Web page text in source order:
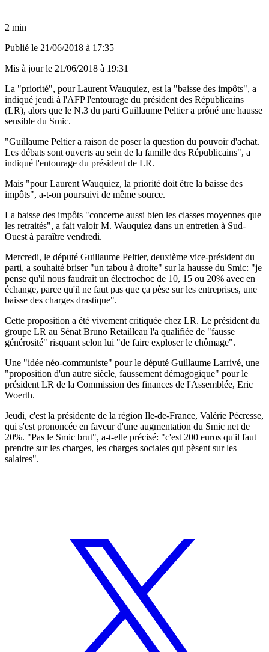
2 min
Publié le 21/06/2018 à 17:35
Mis à jour le 21/06/2018 à 19:31
La "priorité", pour Laurent Wauquiez, est la "baisse des impôts", a
indiqué jeudi à l'AFP l'entourage du président des Républicains
(LR), alors que le N.3 du parti Guillaume Peltier a prôné une hausse
sensible du Smic.
"Guillaume Peltier a raison de poser la question du pouvoir d'achat.
Les débats sont ouverts au sein de la famille des Républicains", a
indiqué l'entourage du président de LR.
Mais "pour Laurent Wauquiez, la priorité doit être la baisse des
impôts", a-t-on poursuivi de même source.
La baisse des impôts "concerne aussi bien les classes moyennes que
les retraités", a fait valoir M. Wauquiez dans un entretien à Sud-
Ouest à paraître vendredi.
Mercredi, le député Guillaume Peltier, deuxième vice-président du
parti, a souhaité briser "un tabou à droite" sur la hausse du Smic: "je
pense qu'il nous faudrait un électrochoc de 10, 15 ou 20% avec en
échange, parce qu'il ne faut pas que ça pèse sur les entreprises, une
baisse des charges drastique".
Cette proposition a été vivement critiquée chez LR. Le président du
groupe LR au Sénat Bruno Retailleau l'a qualifiée de "fausse
générosité" risquant selon lui "de faire exploser le chômage".
Une "idée néo-communiste" pour le député Guillaume Larrivé, une
"proposition d'un autre siècle, faussement démagogique" pour le
président LR de la Commission des finances de l'Assemblée, Eric
Woerth.
Jeudi, c'est la présidente de la région Ile-de-France, Valérie Pécresse,
qui s'est prononcée en faveur d'une augmentation du Smic net de
20%. "Pas le Smic brut", a-t-elle précisé: "c'est 200 euros qu'il faut
prendre sur les charges, les charges sociales qui pèsent sur les
salaires".